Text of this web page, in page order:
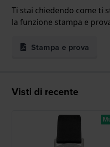
Ti stai chiedendo come ti
la funzione stampa e
Stampa e prova
Visti di recente